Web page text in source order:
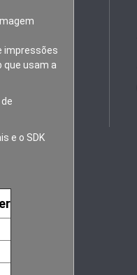
impressões
que usam a
e o SDK